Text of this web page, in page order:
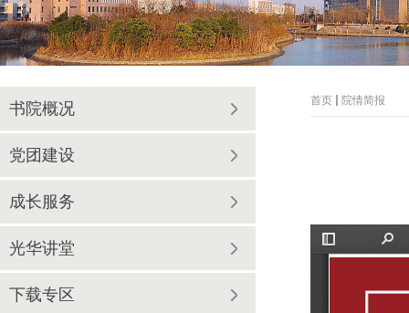
书院概况
党团建设
成长服务
光华讲堂
下载专区
首页 院情简报